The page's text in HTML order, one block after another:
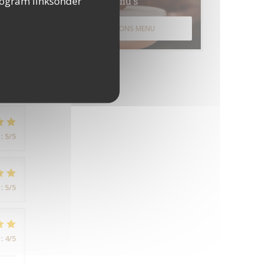
: 5/5
: 5/5
: 4/5
ONTDEK ONS MENU